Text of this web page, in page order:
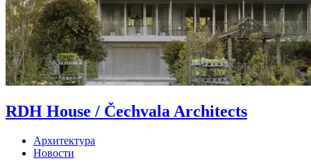
RDH House / Čechvala Architects
Архитектура
Новости